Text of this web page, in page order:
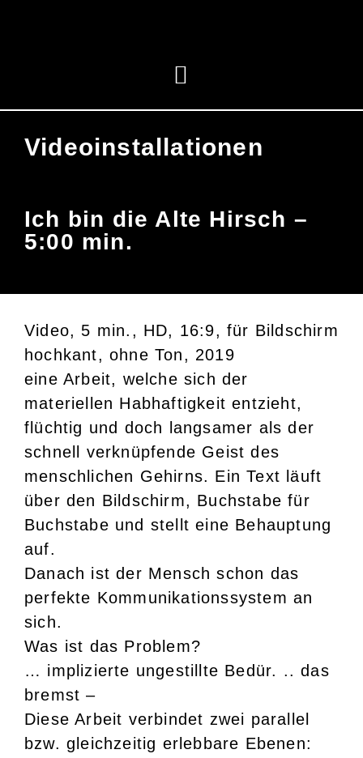
Videoinstallationen
Ich bin die Alte Hirsch –
5:00 min.
Video, 5 min., HD, 16:9, für Bildschirm
hochkant, ohne Ton, 2019
eine Arbeit, welche sich der
materiellen Habhaftigkeit entzieht,
flüchtig und doch langsamer als der
schnell verknüpfende Geist des
menschlichen Gehirns. Ein Text läuft
über den Bildschirm, Buchstabe für
Buchstabe und stellt eine Behauptung
auf.
Danach ist der Mensch schon das
perfekte Kommunikationssystem an
sich.
Was ist das Problem?
… implizierte ungestillte Bedür. .. das
bremst –
Diese Arbeit verbindet zwei parallel
bzw. gleichzeitig erlebbare Ebenen: